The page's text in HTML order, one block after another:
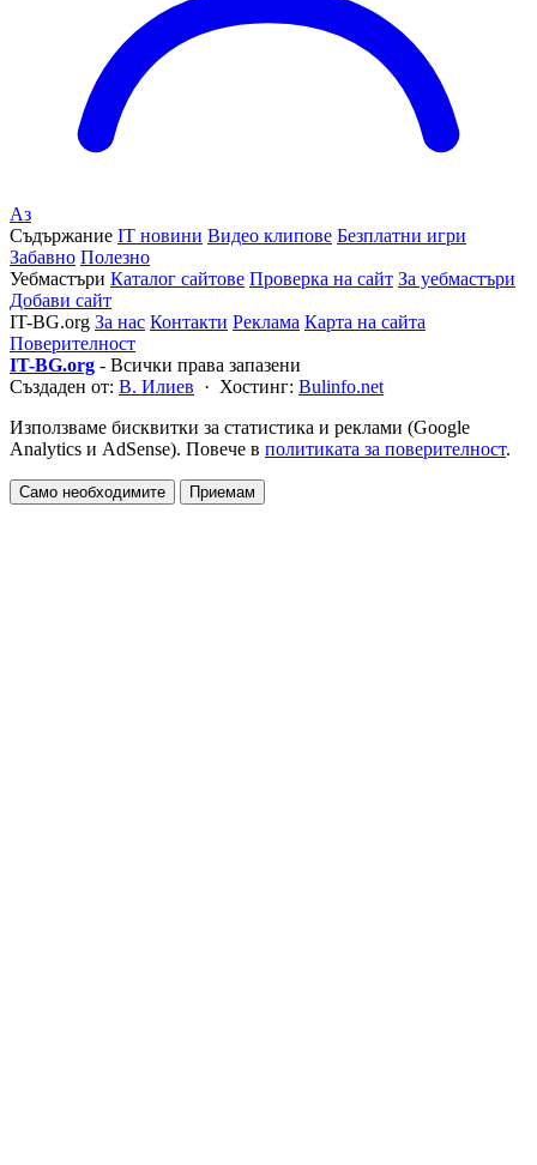
Аз
Съдържание IT новини Видео клипове Безплатни игри
Забавно Полезно
Уебмастъри Каталог сайтове Проверка на сайт За уебмастъри
Добави сайт
IT-BG.org За нас Контакти Реклама Карта на сайта
Поверителност
IT-BG.org - Всички права запазени
Създаден от: В. Илиев · Хостинг: Bulinfo.net
Използваме бисквитки за статистика и реклами (Google
Analytics и AdSense). Повече в политиката за поверителност.
Само необходимите Приемам